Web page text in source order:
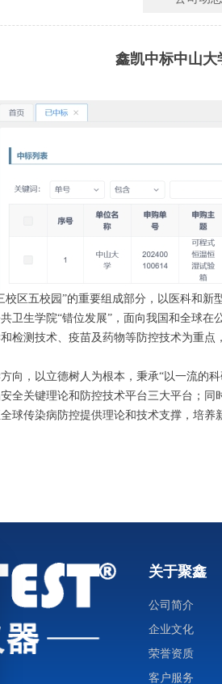
鑫凯中标中山
校区五校园”的重要组成部分，以医科和
卫生学院“错位发展”，面向我国和全球
检测技术、疫苗及药物等防控技术为重
向，以立德树人为根本，秉承“以一流的
全关键理论和防控技术平台三大平台；
球传染病防控提供理论和技术支撑，培养
关于聚鑫
公司简介
企业文化
荣誉资质
客户服务